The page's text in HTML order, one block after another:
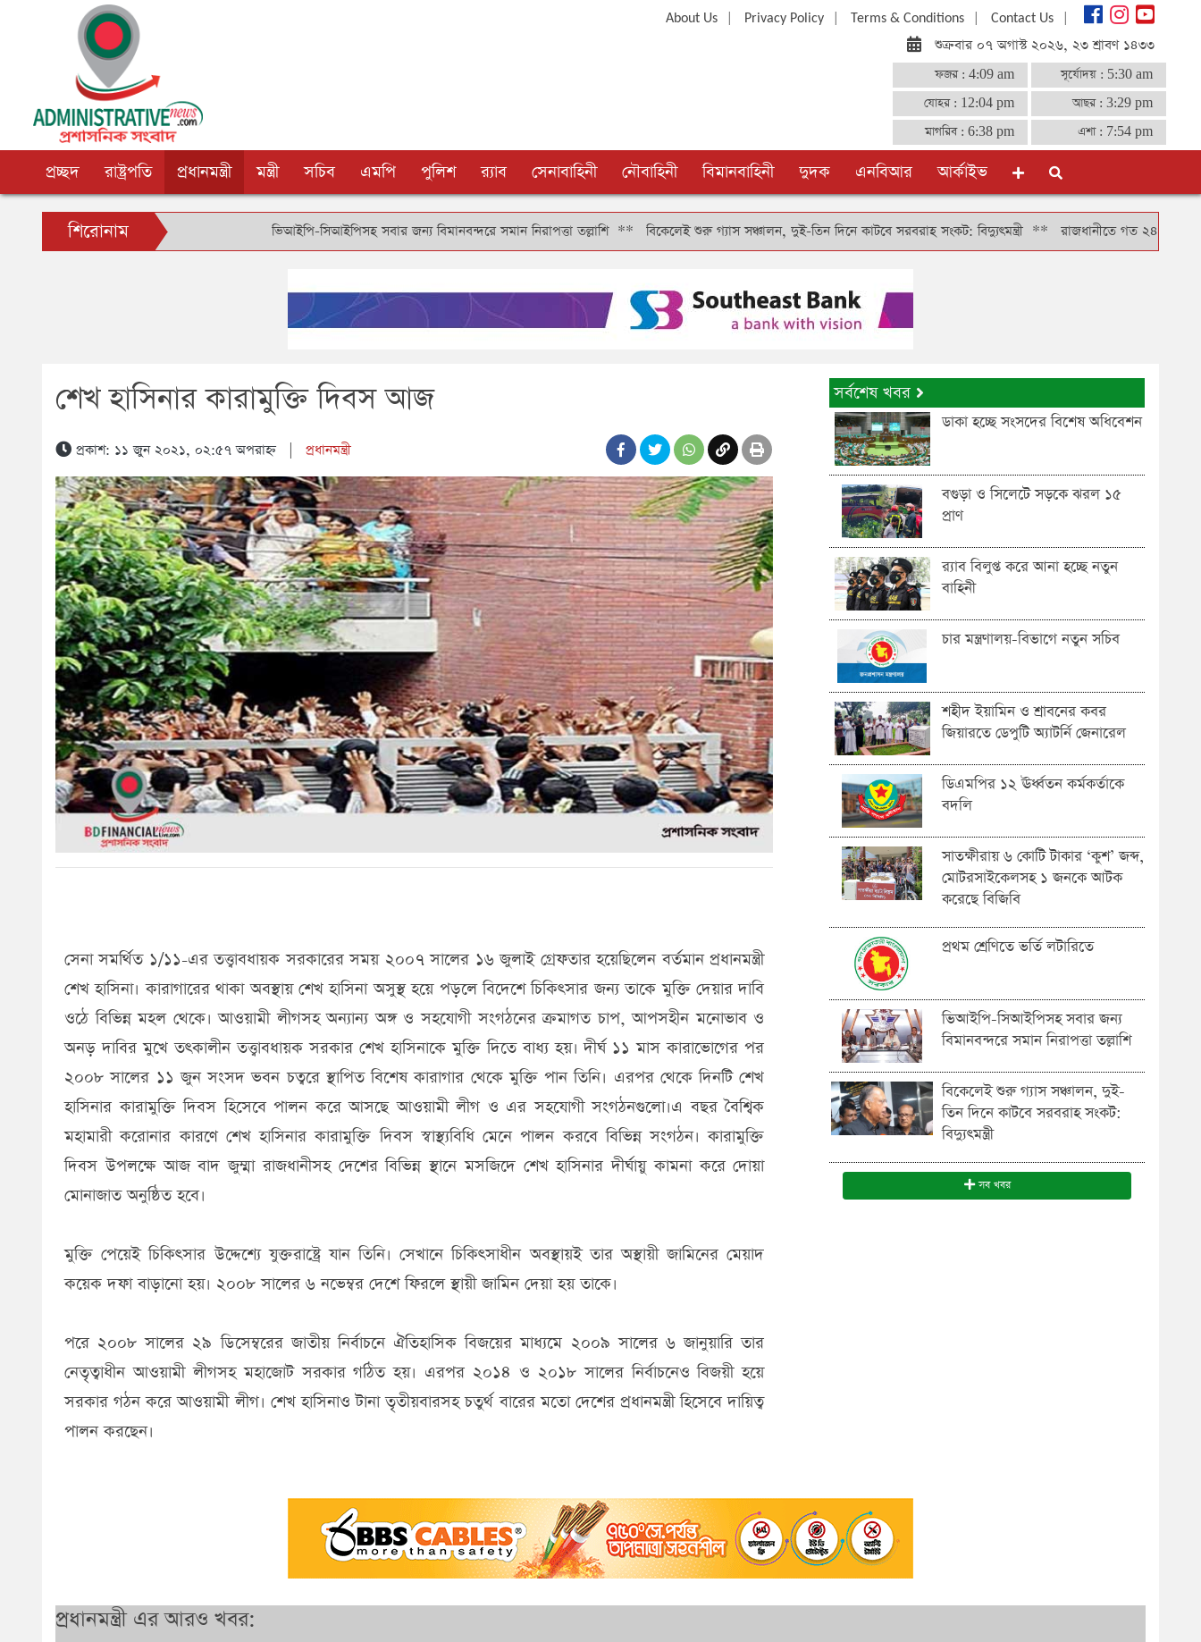
About Us| Privacy Policy| Terms & Conditions| Contact Us|
শুক্রবার ০৭ অগাস্ট ২০২৬, ২৩ শ্রাবণ ১৪৩৩
ফজর : 4:09 am সূর্যোদয় : 5:30 am
যোহর : 12:04 pm আছর : 3:29 pm
মাগরিব : 6:38 pm এশা : 7:54 pm
প্রচ্ছদ রাষ্ট্রপতি প্রধানমন্ত্রী মন্ত্রী সচিব এমপি পুলিশ র‍্যাব সেনাবাহিনী নৌবাহিনী বিমানবাহিনী দুদক এনবিআর আর্কাইভ
শিরোনাম ভিআইপি-সিআইপিসহ সবার জন্য বিমানবন্দরে সমান নিরাপত্তা তল্লাশি**বিকেলেই শুরু গ্যাস সঞ্চালন, দুই-তিন দিনে কাটবে সরবরাহ সংকট: বিদ্যুৎমন্ত্রী**রাজধানীতে গত ২৪ ঘণ্টায় গ্রেফতার
শেখ হাসিনার কারামুক্তি দিবস আজ
প্রকাশ: ১১ জুন ২০২১, ০২:৫৭ অপরাহ্ন| প্রধানমন্ত্রী
সেনা সমর্থিত ১/১১-এর তত্ত্বাবধায়ক সরকারের সময় ২০০৭ সালের ১৬ জুলাই গ্রেফতার হয়েছিলেন বর্তমান প্রধানমন্ত্রী
শেখ হাসিনা। কারাগারের থাকা অবস্থায় শেখ হাসিনা অসুস্থ হয়ে পড়লে বিদেশে চিকিৎসার জন্য তাকে মুক্তি দেয়ার দাবি
ওঠে বিভিন্ন মহল থেকে। আওয়ামী লীগসহ অন্যান্য অঙ্গ ও সহযোগী সংগঠনের ক্রমাগত চাপ, আপসহীন মনোভাব ও
অনড় দাবির মুখে তৎকালীন তত্ত্বাবধায়ক সরকার শেখ হাসিনাকে মুক্তি দিতে বাধ্য হয়। দীর্ঘ ১১ মাস কারাভোগের পর
২০০৮ সালের ১১ জুন সংসদ ভবন চত্বরে স্থাপিত বিশেষ কারাগার থেকে মুক্তি পান তিনি। এরপর থেকে দিনটি শেখ
হাসিনার কারামুক্তি দিবস হিসেবে পালন করে আসছে আওয়ামী লীগ ও এর সহযোগী সংগঠনগুলো।এ বছর বৈশ্বিক
মহামারী করোনার কারণে শেখ হাসিনার কারামুক্তি দিবস স্বাস্থ্যবিধি মেনে পালন করবে বিভিন্ন সংগঠন। কারামুক্তি
দিবস উপলক্ষে আজ বাদ জুম্মা রাজধানীসহ দেশের বিভিন্ন স্থানে মসজিদে শেখ হাসিনার দীর্ঘায়ু কামনা করে দোয়া
মোনাজাত অনুষ্ঠিত হবে।
মুক্তি পেয়েই চিকিৎসার উদ্দেশ্যে যুক্তরাষ্ট্রে যান তিনি। সেখানে চিকিৎসাধীন অবস্থায়ই তার অস্থায়ী জামিনের মেয়াদ
কয়েক দফা বাড়ানো হয়। ২০০৮ সালের ৬ নভেম্বর দেশে ফিরলে স্থায়ী জামিন দেয়া হয় তাকে।
পরে ২০০৮ সালের ২৯ ডিসেম্বরের জাতীয় নির্বাচনে ঐতিহাসিক বিজয়ের মাধ্যমে ২০০৯ সালের ৬ জানুয়ারি তার
নেতৃত্বাধীন আওয়ামী লীগসহ মহাজোট সরকার গঠিত হয়। এরপর ২০১৪ ও ২০১৮ সালের নির্বাচনেও বিজয়ী হয়ে
সরকার গঠন করে আওয়ামী লীগ। শেখ হাসিনাও টানা তৃতীয়বারসহ চতুর্থ বারের মতো দেশের প্রধানমন্ত্রী হিসেবে দায়িত্ব
পালন করছেন।
সর্বশেষ খবর
ডাকা হচ্ছে সংসদের বিশেষ অধিবেশন
বগুড়া ও সিলেটে সড়কে ঝরল ১৫
প্রাণ
র‍্যাব বিলুপ্ত করে আনা হচ্ছে নতুন
বাহিনী
চার মন্ত্রণালয়-বিভাগে নতুন সচিব
শহীদ ইয়ামিন ও শ্রাবনের কবর
জিয়ারতে ডেপুটি অ্যাটর্নি জেনারেল
ডিএমপির ১২ ঊর্ধ্বতন কর্মকর্তাকে
বদলি
সাতক্ষীরায় ৬ কোটি টাকার ‘কুশ’ জব্দ,
মোটরসাইকেলসহ ১ জনকে আটক
করেছে বিজিবি
প্রথম শ্রেণিতে ভর্তি লটারিতে
ভিআইপি-সিআইপিসহ সবার জন্য
বিমানবন্দরে সমান নিরাপত্তা তল্লাশি
বিকেলেই শুরু গ্যাস সঞ্চালন, দুই-
তিন দিনে কাটবে সরবরাহ সংকট:
বিদ্যুৎমন্ত্রী
সব খবর
প্রধানমন্ত্রী এর আরও খবর: